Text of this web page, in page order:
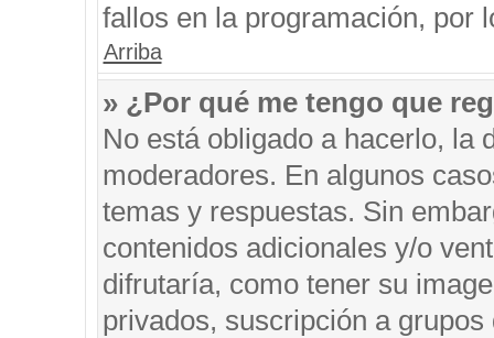
fallos en la programación, por
Arriba
» ¿Por qué me tengo que
No está obligado a hacerlo, la
moderadores. En algunos
temas y respuestas. Sin
contenidos adicionales y/o
difrutaría, como tener su
privados, suscripción a